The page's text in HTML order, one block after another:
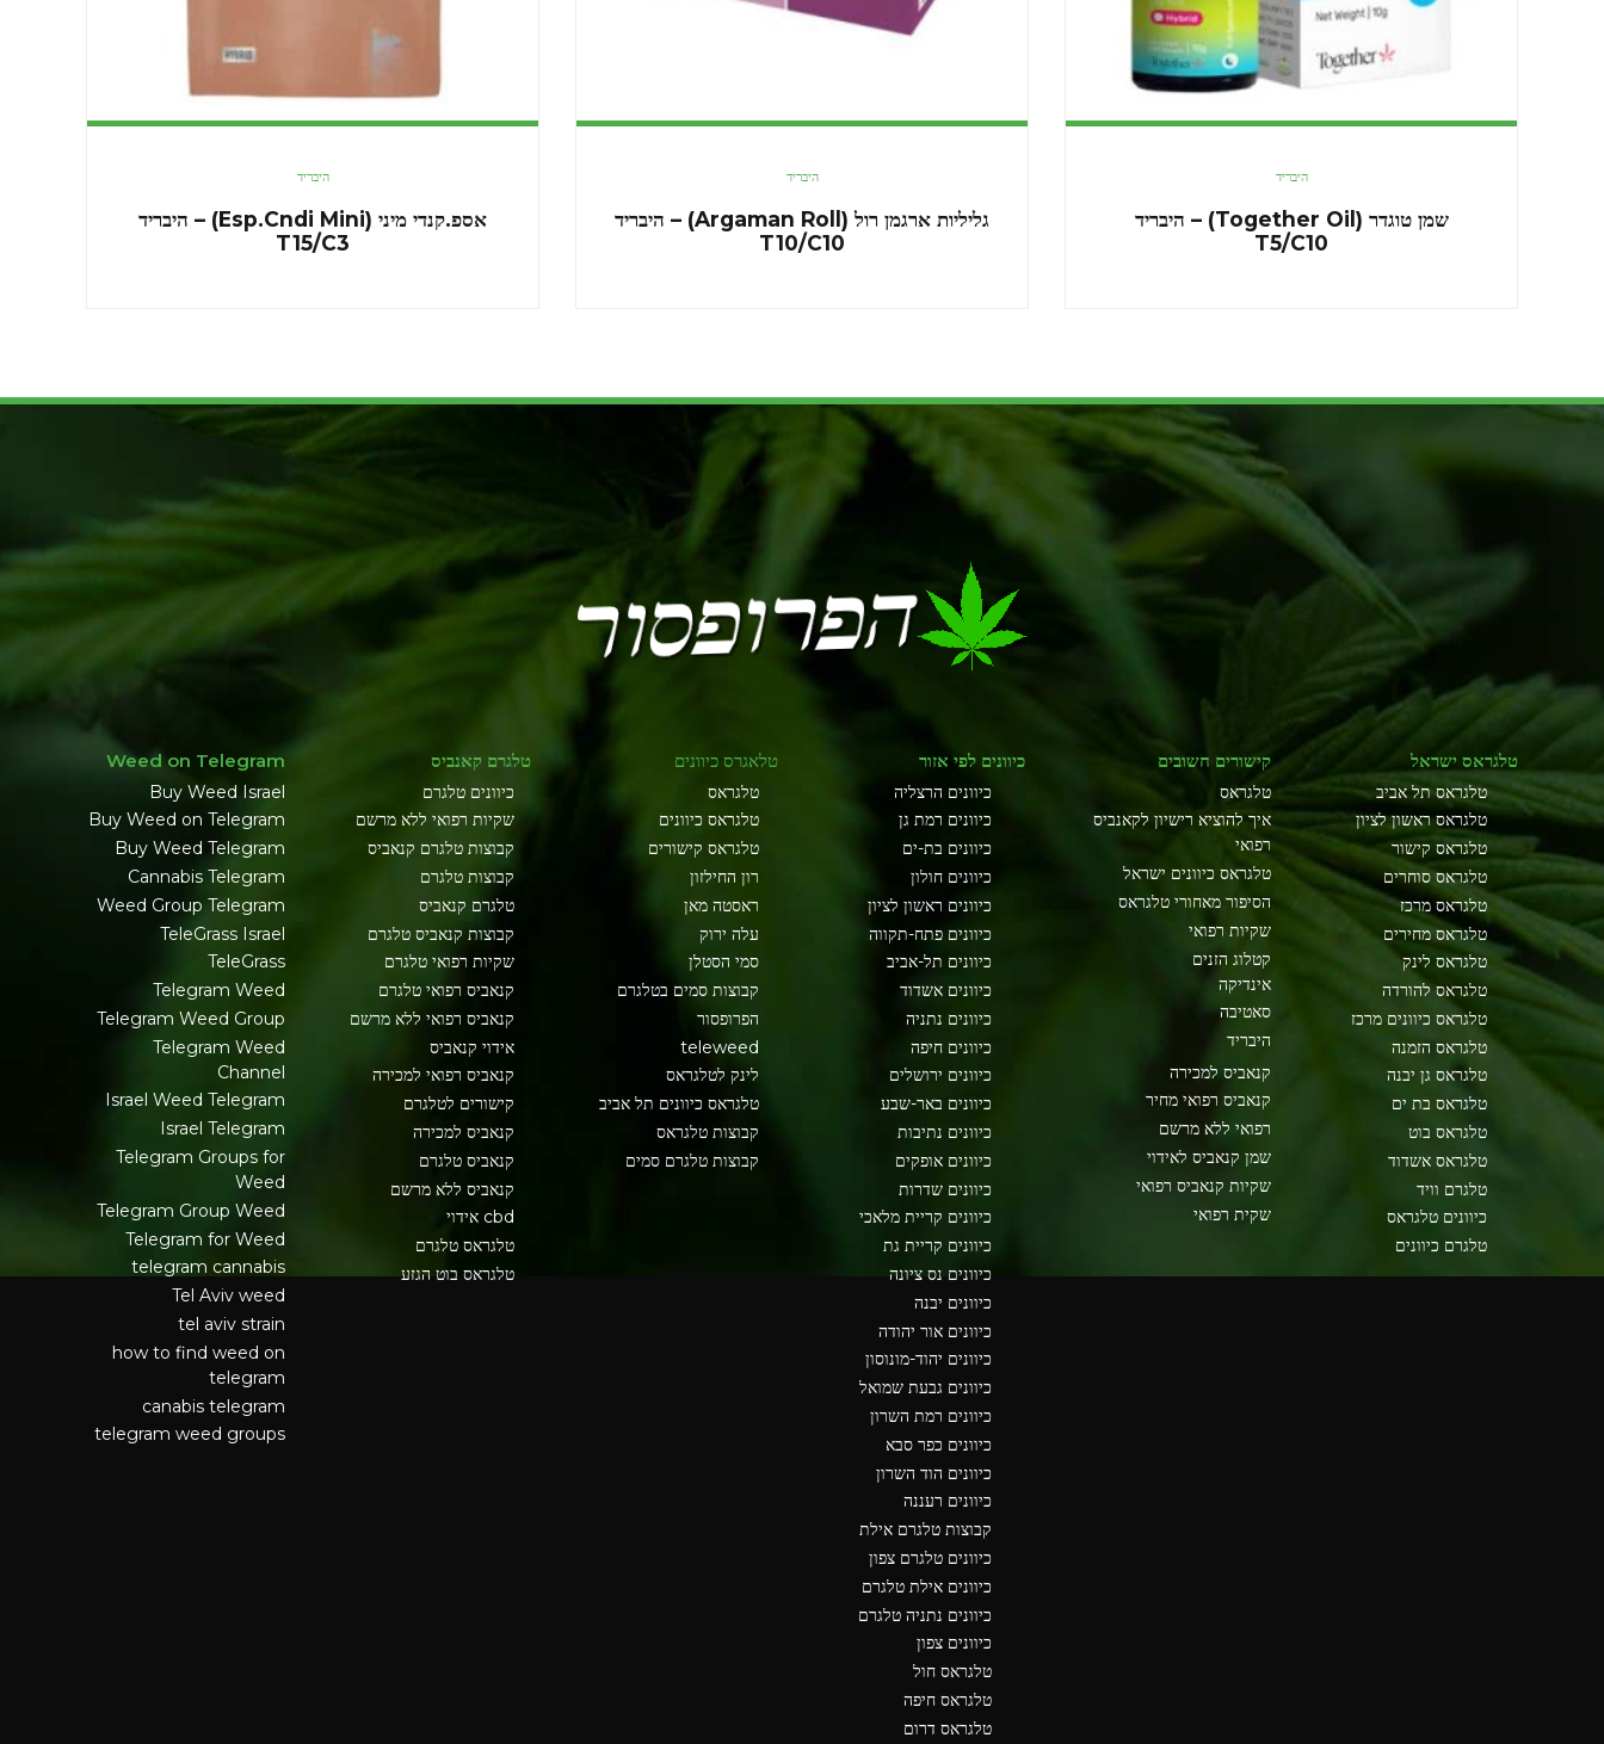
היבריד
שמן טוגדר (Together Oil) – היבריד
T5/C10
היבריד
גליליות ארגמן רול (Argaman Roll) – היבריד
T10/C10
היבריד
אספ.קנדי מיני (Esp.Cndi Mini) – היבריד
T15/C3
טלגראס ישראל
טלגראס תל אביב
טלגראס ראשון לציון
טלגראס קישור
טלגראס סוחרים
טלגראס מרכז
טלגראס מחירים
טלגראס לינק
טלגראס להורדה
טלגראס כיוונים מרכז
טלגראס הזמנה
טלגראס גן יבנה
טלגראס בת ים
טלגראס בוט
טלגראס אשדוד
טלגרם וויד
כיוונים טלגראס
טלגרם כיוונים
קישורים חשובים
טלגראס
איך להוציא רישיון לקאנביס
רפואי
טלגראס כיוונים ישראל
הסיפור מאחורי טלגראס
שקיות רפואי
קטלוג הזנים
אינדיקה
סאטיבה
היבריד
קנאביס למכירה
קנאביס רפואי מחיר
רפואי ללא מרשם
שמן קנאביס לאידוי
שקיות קנאביס רפואי
שקית רפואי
כיוונים לפי אזור
כיוונים הרצליה
כיוונים רמת גן
כיוונים בת-ים
כיוונים חולון
כיוונים ראשון לציון
כיוונים פתח-תקווה
כיוונים תל-אביב
כיוונים אשדוד
כיוונים נתניה
כיוונים חיפה
כיוונים ירושלים
כיוונים באר-שבע
כיוונים נתיבות
כיוונים אופקים
כיוונים שדרות
כיוונים קריית מלאכי
כיוונים קריית גת
כיוונים נס ציונה
כיוונים יבנה
כיוונים אור יהודה
כיוונים יהוד-מונוסון
כיוונים גבעת שמואל
כיוונים רמת השרון
כיוונים כפר סבא
כיוונים הוד השרון
כיוונים רעננה
קבוצות טלגרם אילת
כיוונים טלגרם צפון
כיוונים אילת טלגרם
כיוונים נתניה טלגרם
כיוונים צפון
טלגראס חול
טלגראס חיפה
טלגראס דרום
טלאגרס כיוונים
טלגראס
טלגראס כיוונים
טלגראס קישורים
רון החילזון
ראסטה מאן
עלה ירוק
סמי הסטלן
קבוצות סמים בטלגרם
הפרופסור
teleweed
לינק לטלגראס
טלגראס כיוונים תל אביב
קבוצות טלגראס
קבוצות טלגרם סמים
טלגרם קאנביס
כיוונים טלגרם
שקיות רפואי ללא מרשם
קבוצות טלגרם קנאביס
קבוצות טלגרם
טלגרם קנאביס
קבוצות קנאביס טלגרם
שקיות רפואי טלגרם
קנאביס רפואי טלגרם
קנאביס רפואי ללא מרשם
אידוי קנאביס
קנאביס רפואי למכירה
קישורים לטלגרם
קנאביס למכירה
קנאביס טלגרם
קנאביס ללא מרשם
cbd אידוי
טלגראס טלגרם
טלגראס בוט הגזע
Weed on Telegram
Buy Weed Israel
Buy Weed on Telegram
Buy Weed Telegram
Cannabis Telegram
Weed Group Telegram
TeleGrass Israel
TeleGrass
Telegram Weed
Telegram Weed Group
Telegram Weed
Channel
Israel Weed Telegram
Israel Telegram
Telegram Groups for
Weed
Telegram Group Weed
Telegram for Weed
telegram cannabis
Tel Aviv weed
tel aviv strain
how to find weed on
telegram
canabis telegram
telegram weed groups